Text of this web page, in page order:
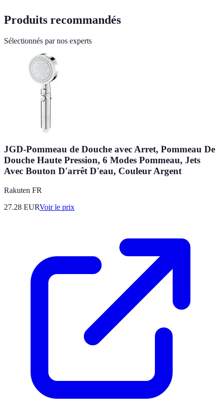
Produits recommandés
Sélectionnés par nos experts
JGD-Pommeau de Douche avec Arret, Pommeau De
Douche Haute Pression, 6 Modes Pommeau, Jets
Avec Bouton D'arrêt D'eau, Couleur Argent
Rakuten FR
27.28 EURVoir le prix